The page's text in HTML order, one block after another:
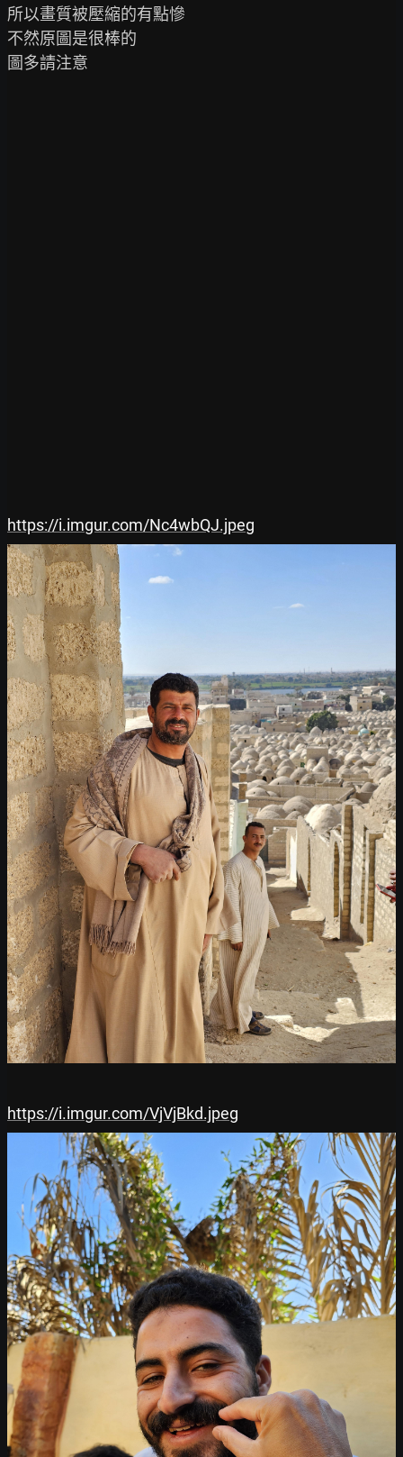
所以畫質被壓縮的有點慘
不然原圖是很棒的
圖多請注意
https://i.imgur.com/Nc4wbQJ.jpeg
https://i.imgur.com/VjVjBkd.jpeg